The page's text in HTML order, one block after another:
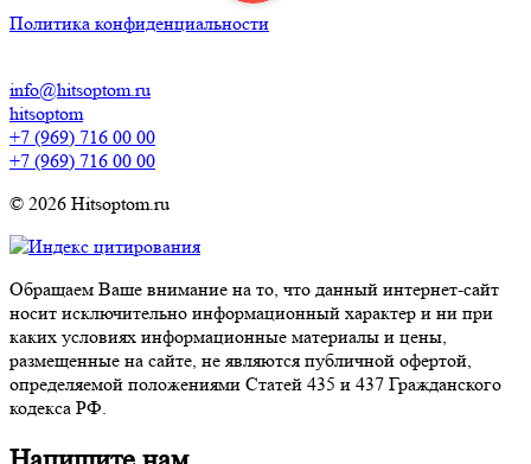
Политика конфиденциальности
info@hitsoptom.ru
hitsoptom
+7 (969) 716 00 00
+7 (969) 716 00 00
© 2026 Hitsoptom.ru
Обращаем Ваше внимание на то, что данный интернет-сайт
носит исключительно информационный характер и ни при
каких условиях информационные материалы и цены,
размещенные на сайте, не являются публичной офертой,
определяемой положениями Статей 435 и 437 Гражданского
кодекса РФ.